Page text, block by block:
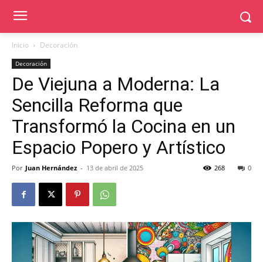
Inicio Decoración
Decoración
De Viejuna a Moderna: La
Sencilla Reforma que
Transformó la Cocina en un
Espacio Popero y Artístico
Por Juan Hernández - 13 de abril de 2025 0
268